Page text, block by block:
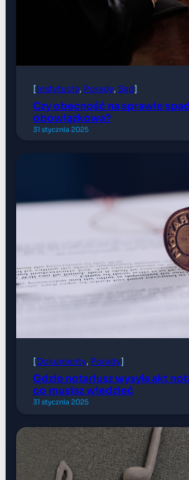
[Instytucje, Porady, Sąd]
Czy obecność na sprawie
obowiązkowa?
31 stycznia 2025
[Dokumenty, Porady]
Gdzie notariusz wysyła akt
co musisz wiedzieć
31 stycznia 2025